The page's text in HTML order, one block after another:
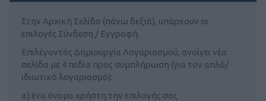
Στην Αρχική Σελίδα (πάνω δεξιά), υπάρχουν οι
επιλογές Σύνδεση / Εγγραφή.
Επιλέγοντάς Δημιουργία Λογαριασμού, ανοίγει νέα
σελίδα με 4 πεδία προς συμπλήρωση (για τον απλό/
ιδιωτικό λογαριασμό):
α) ένα όνομα χρήστη την επιλογής σας